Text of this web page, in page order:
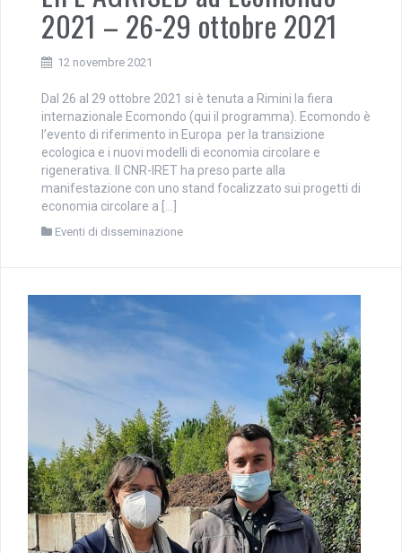
2021 – 26-29 ottobre 2021
12 novembre 2021
Dal 26 al 29 ottobre 2021 si è tenuta a Rimini la fiera
internazionale Ecomondo (qui il programma). Ecomondo è
l’evento di riferimento in Europa per la transizione
ecologica e i nuovi modelli di economia circolare e
rigenerativa. Il CNR-IRET ha preso parte alla
manifestazione con uno stand focalizzato sui progetti di
economia circolare a […]
Eventi di disseminazione